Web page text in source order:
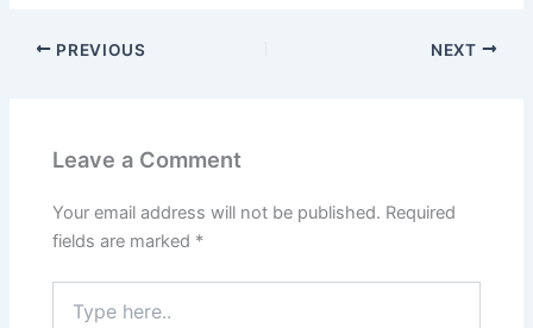
PREVIOUS NEXT
Leave a Comment
Your email address will not be published. Required
fields are marked *
here..